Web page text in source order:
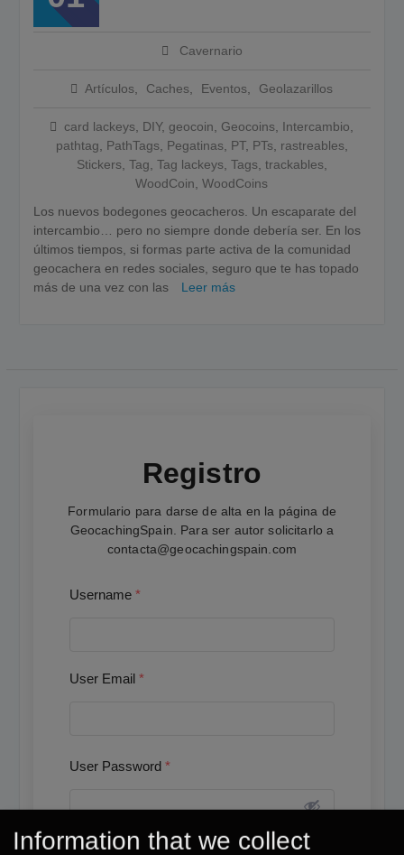
Próximo Eclipse Solar Total
Cavernario
Artículos Caches Eventos Geolazarillos
card lackeys DIY, geocoin Geocoins Intercambio
pathtag
PathTags Pegatinas PT, PTs rastreables
Stickers Tag Tag lackeys Tags trackables
WoodCoin ,WoodCoins
Los nuevos bodegones geocacheros. Un escaparate del
intercambio… pero no siempre donde debería ser. En los
últimos tiempos, si formas parte activa de la comunidad
geocachera en redes sociales, seguro que te has topado
más de una vez con las
Leer más
Registro
Formulario para darse de alta en la página de
GeocachingSpain. Para ser autor solicitarlo a
contacta@geocachingspain.com
Username *
User Email *
User Password *
Confirm Password*
Information that we collect